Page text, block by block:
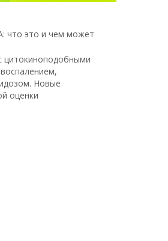
что это и чем может
цитокиноподобными
Новые
оценки